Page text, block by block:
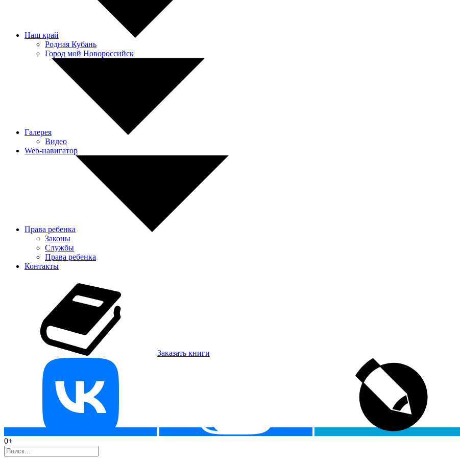
Наш край
Родная Кубань
Город мой Новороссийск
Галерея
Видео
Web-навигатор
Права ребенка
Законы
Службы
Права ребенка
Контакты
Заказать книги
0+